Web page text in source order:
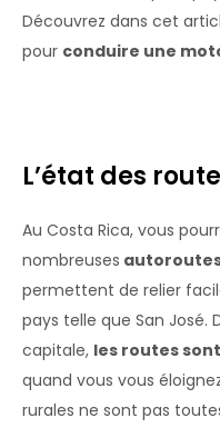
Découvrez dans cet
pour conduire une
L’état des
Au Costa Rica, vous
nombreuses
permettent de relier
pays telle que San José.
capitale, les routes
quand vous vous
rurales ne sont pas